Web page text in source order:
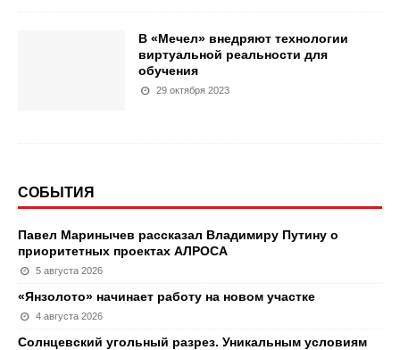
В «Мечел» внедряют технологии
виртуальной реальности для
обучения
29 октября 2023
СОБЫТИЯ
Павел Маринычев рассказал Владимиру Путину о
приоритетных проектах АЛРОСА
5 августа 2026
«Янзолото» начинает работу на новом участке
4 августа 2026
Солнцевский угольный разрез. Уникальным условиям